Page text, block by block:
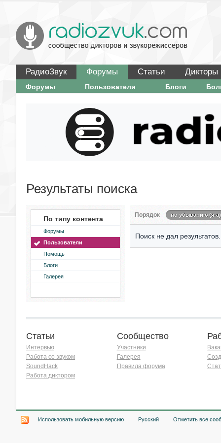
РадиоЗвук Форумы Статьи Дикторы
Форумы Пользователи Блоги
Результаты поиска
По типу контента
Форумы
Пользователи
Помощь
Блоги
Галерея
Порядок по убыванию (я-а)
Поиск не дал результатов.
Статьи
Интервью
Работа со звуком
SoundHack
Работа диктором
Сообщество
Участники
Галерея
Правила форума
Использовать мобильную версию Русский Отметить все